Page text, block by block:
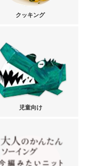
クッキング
児童向け